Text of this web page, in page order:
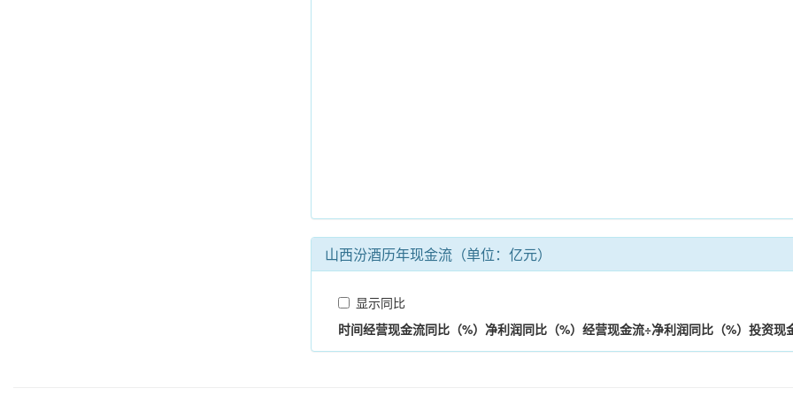
山西汾酒历年现金流（单位：亿元）
显示同比
时间经营现金流同比（%） 净利润同比（%） 经营现金流÷净利润同比（%） 投资现